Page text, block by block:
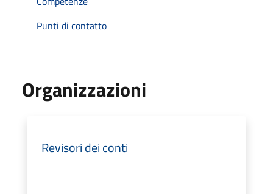
Punti di contatto
Organizzazioni
Revisori dei conti